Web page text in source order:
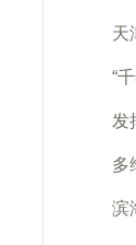
天
“
发
多
滨